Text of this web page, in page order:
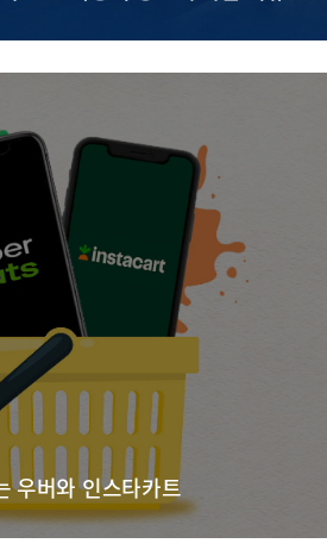
우버와 인스타카트